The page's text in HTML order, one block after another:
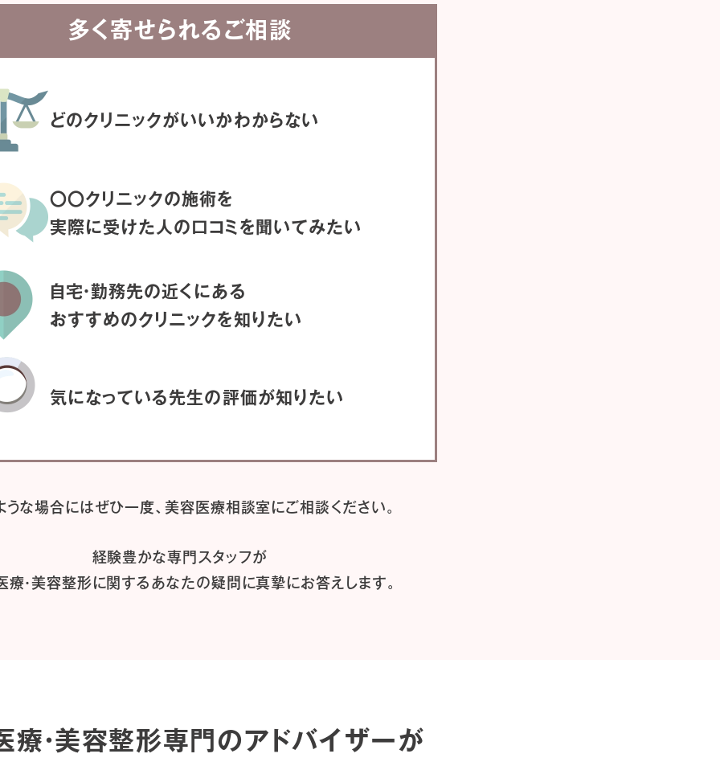
多く寄せられるご相談
どのクリニックがいいかわからない
〇〇クリニックの施術を
実際に受けた人の口コミを聞いてみたい
自宅・勤務先の近くにある
おすすめのクリニックを知りたい
気になっている先生の評価が知りたい
うな場合にはぜひ一度、美容医療相談室にご相談ください。
経験豊かな専門スタッフが
療・美容整形に関するあなたの疑問に真摯にお答えします。
療・美容整形専門のアドバイザーが